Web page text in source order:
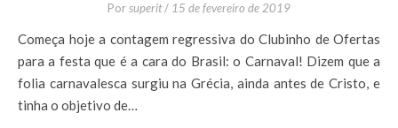
Porsuperit/ 15 de fevereiro de 2019
Começa hoje a contagem regressiva do Clubinho de Ofertas
para a festa que é a cara do Brasil: o Carnaval! Dizem que a
folia carnavalesca surgiu na Grécia, ainda antes de Cristo, e
tinha o objetivo de…